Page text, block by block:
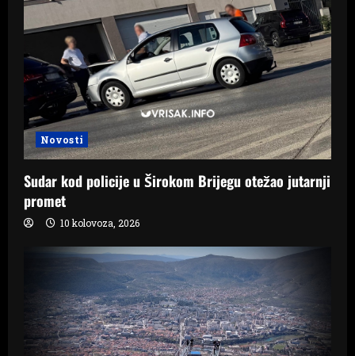
Novosti
Sudar kod policije u Širokom Brijegu otežao jutarnji
promet
10 kolovoza, 2026